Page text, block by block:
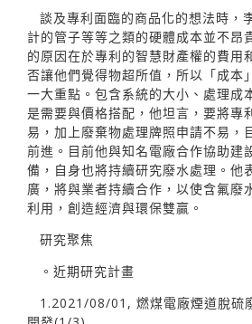
談及專利面臨的商品化的想法時，
計的管子等等之類的硬體成本並不昂
的原因在於專利的智慧財產權的費用
否讓他們覺得物超所值，所以「成本
一大重點。包含系統的大小、處理成
是需要與價格搭配，他坦言，要將專
易，加上廢棄物處理牌照申請不易，
前進。目前他與知名電廠合作協助建
備，自身也將持續研究廢水處理。他
廣，將與業者持續合作，以使含氟廢
利用，創造經濟與環保雙贏。
研究聚焦
。近期研究計畫
1.2021/08/01, 燃煤電廠煙道脫硫